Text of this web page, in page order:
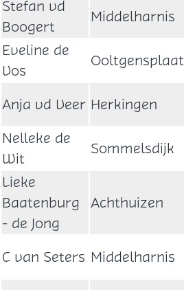
Stefan vd
Boogert
Middelharnis
Eveline de
Vos
Ooltgensplaat
Anja vd Veer Herkingen
Nelleke de
Wit
Sommelsdijk
Lieke
Baatenburg
- de Jong
Achthuizen
C van Seters Middelharnis